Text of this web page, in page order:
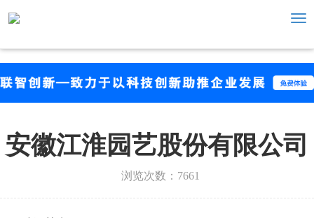
安徽江淮园艺股份有限公司
浏览次数：7661